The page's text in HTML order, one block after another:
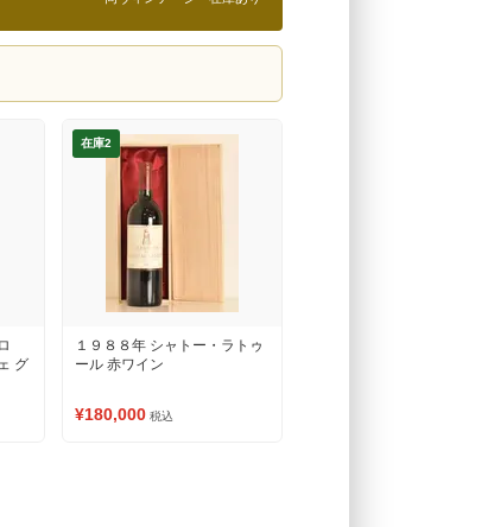
グ
在庫2
１９８８年 シャトー・ラトゥ
ール 赤ワイン
¥180,000 税込